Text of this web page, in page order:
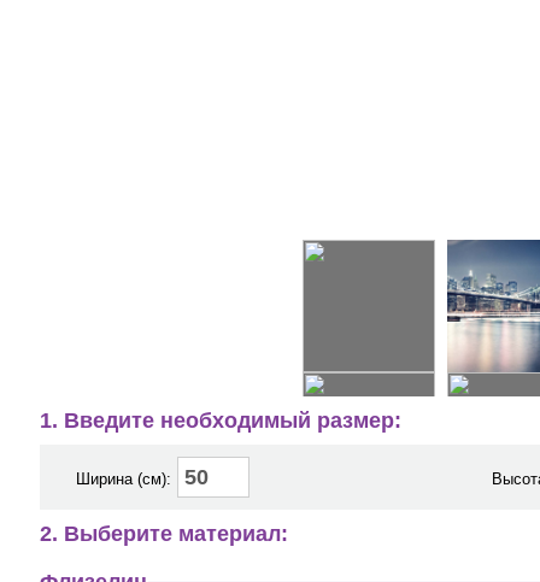
1. Введите необходимый размер:
Ширина (см):
2. Выберите материал: